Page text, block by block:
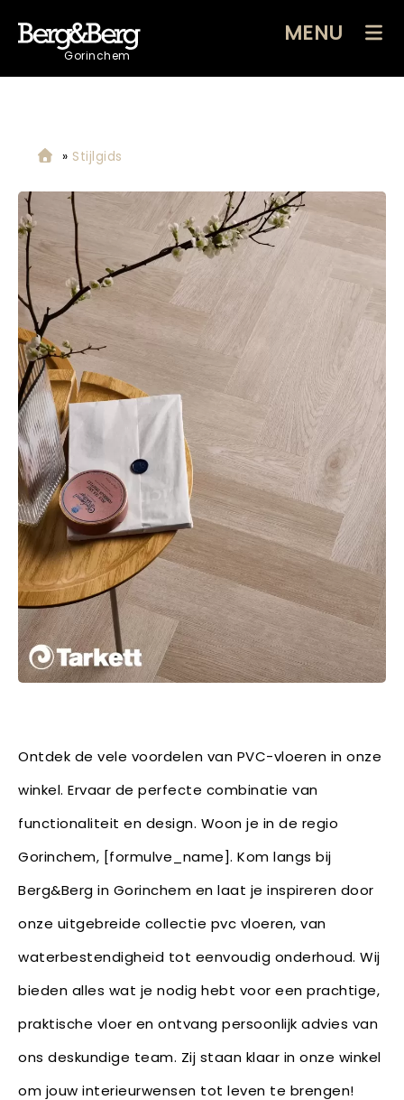
Gorinchem
MENU
» Stijlgids
Ontdek de vele voordelen van PVC-vloeren in onze
winkel. Ervaar de perfecte combinatie van
functionaliteit en design. Woon je in de regio
Gorinchem, [formulve_name]. Kom langs bij
Berg&Berg in Gorinchem en laat je inspireren door
onze uitgebreide collectie pvc vloeren, van
waterbestendigheid tot eenvoudig onderhoud. Wij
bieden alles wat je nodig hebt voor een prachtige,
praktische vloer en ontvang persoonlijk advies van
ons deskundige team. Zij staan klaar in onze winkel
om jouw interieurwensen tot leven te brengen!